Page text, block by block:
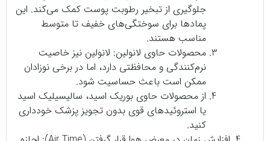
جلوگیری از تبخیر رطوبت پوست کمک می‌کند. این
پمادها برای سوختگی‌های خفیف تا متوسط
مناسب هستند.
محصولات حاوی لانولین: لانولین نیز خاصیت
نرم‌کنندگی و محافظتی دارد، اما در برخی نوزادان
ممکن است باعث حساسیت شود.
از محصولات حاوی بوریک اسید، سالیسیلیک اسید
یا استروئیدهای قوی بدون تجویز پزشک خودداری
کنید.